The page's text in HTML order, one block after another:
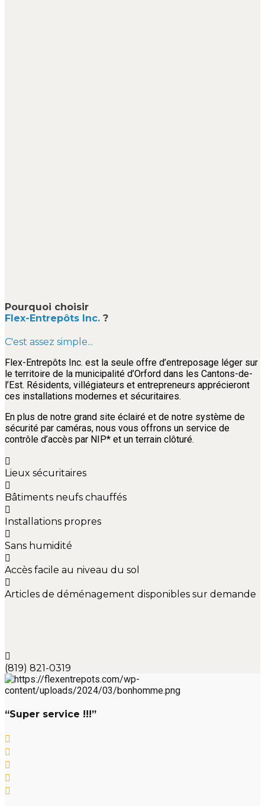
Pourquoi choisir
Flex-Entrepôts Inc. ?
C'est assez simple...
Flex-Entrepôts Inc. est la seule offre d’entreposage léger sur
le territoire de la municipalité d’Orford dans les Cantons-de-
l’Est. Résidents, villégiateurs et entrepreneurs apprécieront
ces installations modernes et sécuritaires.
En plus de notre grand site éclairé et de notre système de
sécurité par caméras, nous vous offrons un service de
contrôle d’accès par NIP* et un terrain clôturé.
Lieux sécuritaires
Bâtiments neufs chauffés
Installations propres
Sans humidité
Accès facile au niveau du sol
Articles de déménagement disponibles sur demande
(819) 821-0319
“Super service !!!”